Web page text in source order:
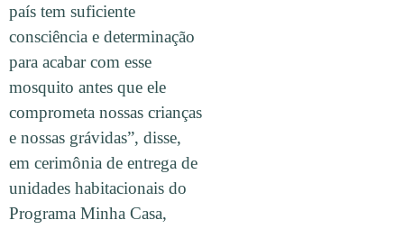
país tem suficiente
consciência e determinação
para acabar com esse
mosquito antes que ele
comprometa nossas crianças
e nossas grávidas”, disse,
em cerimônia de entrega de
unidades habitacionais do
Programa Minha Casa,